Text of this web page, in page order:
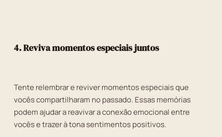
4. Reviva momentos especiais juntos
Tente relembrar e reviver momentos especiais que
vocês compartilharam no passado. Essas memórias
podem ajudar a reavivar a conexão emocional entre
vocês e trazer à tona sentimentos positivos.